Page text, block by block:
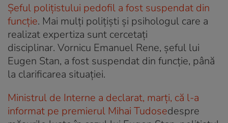
Șeful polițistului pedofil a fost suspendat din
funcție. Mai mulți polițiști și psihologul care a
realizat expertiza sunt cercetați
disciplinar. Vornicu Emanuel Rene, șeful lui
Eugen Stan, a fost suspendat din funcție, până
la clarificarea situației.
Ministrul de Interne a declarat, marți, că l-a
informat pe premierul Mihai Tudosedespre